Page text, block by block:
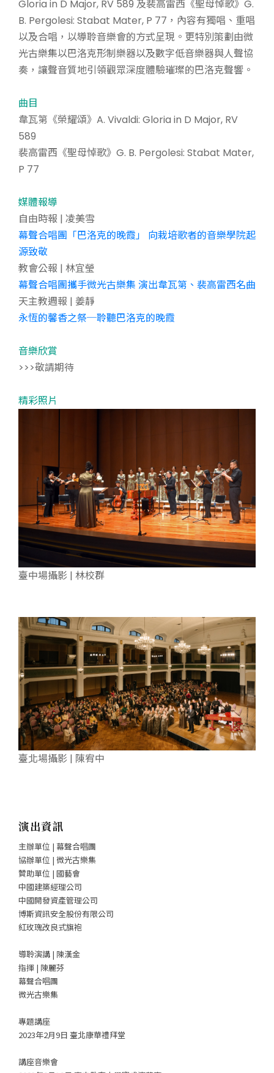
Gloria in D Major, RV 589 及裴高雷西《聖母悼歌》G.
B. Pergolesi: Stabat Mater, P 77，內容有獨唱、重唱
以及合唱，以導聆音樂會的方式呈現。更特別策劃由微
光古樂集以巴洛克形制樂器以及數字低音樂器與人聲協
奏，讓聲音質地引領觀眾深度體驗璀璨的巴洛克聲響。
曲目
韋瓦第《榮耀頌》A. Vivaldi: Gloria in D Major, RV
589
裴高雷西《聖母悼歌》G. B. Pergolesi: Stabat Mater,
P 77
媒體報導
自由時報 | 凌美雪
幕聲合唱團「巴洛克的晚霞」 向栽培歌者的音樂學院起
源致敬
教會公報 | 林宜瑩
幕聲合唱團攜手微光古樂集 演出韋瓦第、裴高雷西名曲
天主教週報 | 姜靜
永恆的馨香之祭─聆聽巴洛克的晚霞
音樂欣賞
>>>敬請期待
精彩照片
臺中場攝影 | 林校群
臺北場攝影 | 陳宥中
演出資訊
主辦單位 | 幕聲合唱團
協辦單位 | 微光古樂集
贊助單位 | 國藝會
中國建築經理公司
中國開發資產管理公司
博斯資訊安全股份有限公司
紅玫瑰改良式旗袍
導聆演講 | 陳漢金
指揮 | 陳麗芬
幕聲合唱團
微光古樂集
專題講座
2023年2月9日 臺北康華禮拜堂
講座音樂會